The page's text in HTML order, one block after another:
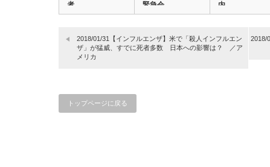
者…
緊急会…
内…
2018/01/31【インフルエンザ】米で「殺人インフルエン
ザ」が猛威、すでに死者多数 日本への影響は？ ／ア
メリカ
2018/
トップページに戻る